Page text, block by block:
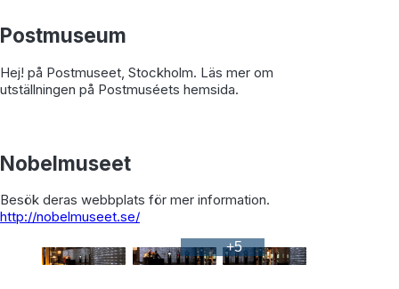
Postmuseum
Hej! på Postmuseet, Stockholm. Läs mer om
utställningen på Postmuséets hemsida.
Nobelmuseet
Besök deras webbplats för mer information.
http://nobelmuseet.se/
+5